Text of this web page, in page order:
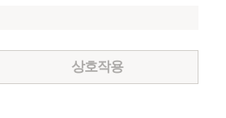
상호작용